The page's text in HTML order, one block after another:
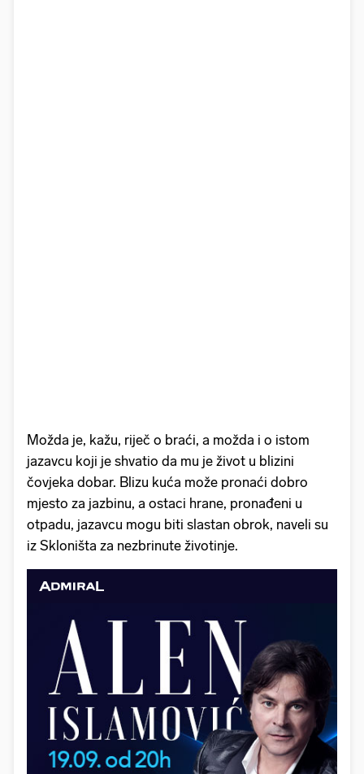
Možda je, kažu, riječ o braći, a možda i o istom
jazavcu koji je shvatio da mu je život u blizini
čovjeka dobar. Blizu kuća može pronaći dobro
mjesto za jazbinu, a ostaci hrane, pronađeni u
otpadu, jazavcu mogu biti slastan obrok, naveli su
iz Skloništa za nezbrinute životinje.